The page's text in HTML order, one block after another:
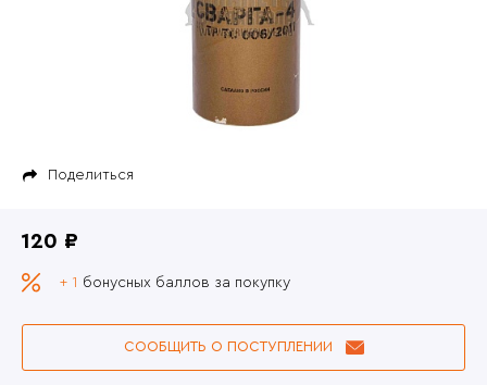
Поделиться
120 ₽
+ 1 бонусных баллов за покупку
СООБЩИТЬ О ПОСТУПЛЕНИИ